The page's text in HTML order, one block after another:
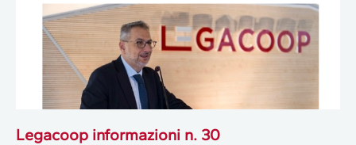
Legacoop informazioni n. 30